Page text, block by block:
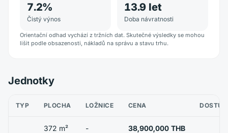
7.2%
Čistý výnos
13.9 let
Doba návratnosti
Orientační odhad vychází z tržních dat. Skutečné výsledky se mohou
lišit podle obsazenosti, nákladů na správu a stavu trhu.
Jednotky
TYP PLOCHA LOŽNICE CENA
372 m² - 38,900,000 THB